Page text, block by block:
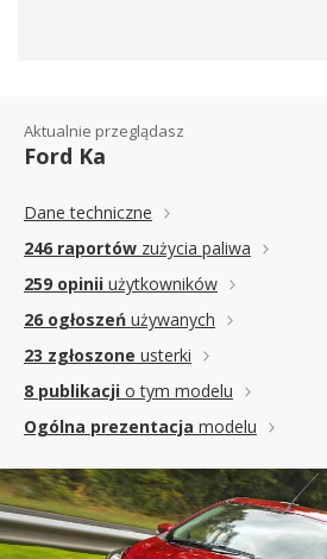
Aktualnie przeglądasz
Ford Ka
Dane techniczne
246 raportów zużycia paliwa
259 opinii użytkowników
26 ogłoszeń używanych
23 zgłoszone usterki
8 publikacji o tym modelu
Ogólna prezentacja modelu